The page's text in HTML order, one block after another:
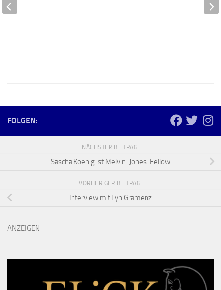
FOLGEN:
NÄCHSTER BEITRAG
Sascha Koenig ist Melvin-Jones-Fellow
VORHERIGER BEITRAG
Interview mit Lyn Gramenz
ANZEIGEN